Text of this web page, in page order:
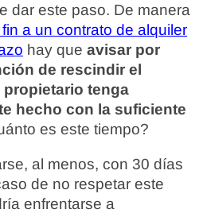
dar este paso. De manera
a un contrato de alquiler
hay que avisar por
de rescindir el
tenga
hecho con la suficiente
es este tiempo?
al menos, con 30 días
de no respetar este
enfrentarse a